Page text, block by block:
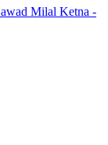
Milal Ketna -